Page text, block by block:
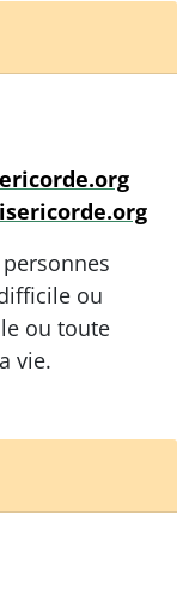
ou
ou toute
vie.